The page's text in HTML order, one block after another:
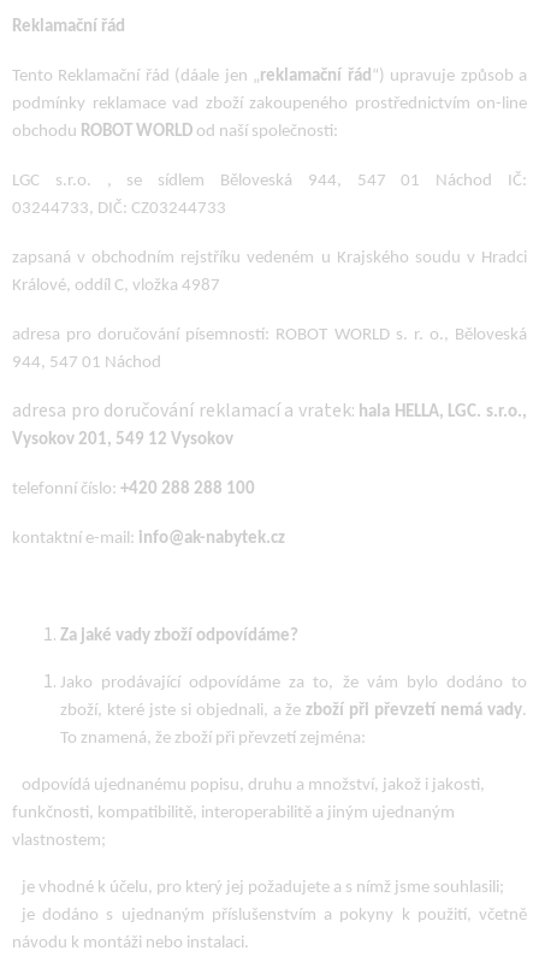
Reklamační řád
Tento Reklamační řád (dáale jen „reklamační řád“) upravuje způsob a
podmínky reklamace vad zboží zakoupeného prostřednictvím on-line
obchodu ROBOT WORLD od naší společnosti:
LGC s.r.o. , se sídlem Běloveská 944, 547 01 Náchod IČ:
03244733, DIČ: CZ03244733
zapsaná v obchodním rejstříku vedeném u Krajského soudu v Hradci
Králové, oddíl C, vložka 4987
adresa pro doručování písemností: ROBOT WORLD s. r. o., Běloveská
944, 547 01 Náchod
adresa pro doručování reklamací a vratek: hala HELLA, LGC. s.r.o.,
Vysokov 201, 549 12 Vysokov
telefonní číslo: +420 288 288 100
kontaktní e-mail: info@ak-nabytek.cz
Za jaké vady zboží odpovídáme?
Jako prodávající odpovídáme za to, že vám bylo dodáno to
zboží, které jste si objednali, a žezboží při převzetí nemá vady.
To znamená, že zboží při převzetí zejména:
odpovídá ujednanému popisu, druhu a množství, jakož i jakosti,
funkčnosti, kompatibilitě, interoperabilitě a jiným ujednaným
vlastnostem;
je vhodné k účelu, pro který jej požadujete a s nímž jsme souhlasili;
je dodáno s ujednaným příslušenstvím a pokyny k použití, včetně
návodu k montáži nebo instalaci.